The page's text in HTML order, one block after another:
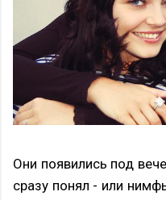
Они появились под
сразу понял - или